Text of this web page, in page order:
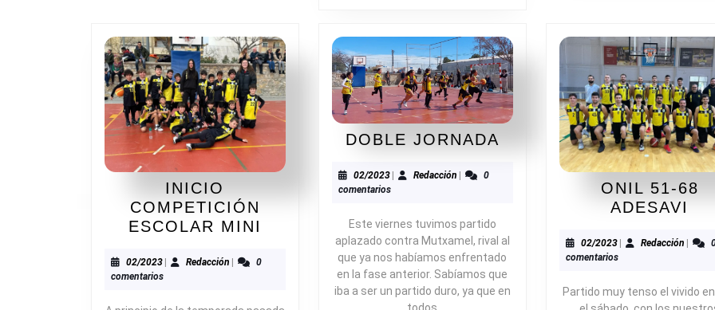
INICIO
COMPETICIÓN
ESCOLAR MINI
COMPETICIÓN
ESCOLAR
02/202302/2023Redacción Redacción
0
comentarios
DOBLE JORNADA DOBLE
JORNADA
02/202302/2023
| Redacción Redacción
|
0
comentarios
Este viernes tuvimos partido
aplazado contra Mutxamel, rival al
que ya nos habíamos enfrentado
en la fase anterior. Sabíamos que
iba a ser un partido duro, ya que en
todos
ONIL 51-68
ADESAVI
68
02/202302/2023Redacción
comentarios
Partido muy tenso el vivido en